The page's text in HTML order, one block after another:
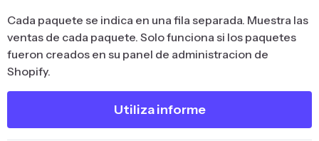
Cada paquete se indica en una fila separada. Muestra las
ventas de cada paquete. Solo funciona si los paquetes
fueron creados en su panel de administracion de
Shopify.
Utiliza informe